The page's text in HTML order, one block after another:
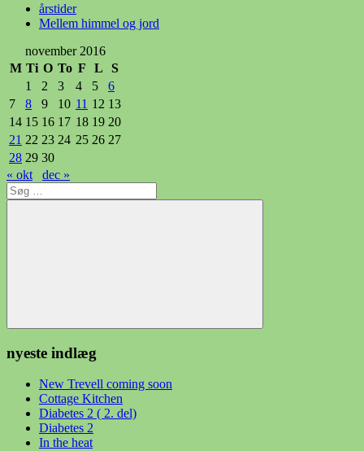
årstider
Mellem himmel og jord
november 2016
M Ti O To F L
S
1
2 3 4 5
6
7
8 9 10 11 12 13
14 15 16 17 18 19 20
21 22 23 24 25 26 27
28 29 30
« okt
dec »
Søg
efter:
Søg
nyeste indlæg
New Trevell coming soon
Cottage Kitchen
Diabetes 2 ( 2. del)
Diabetes 2
In the heat